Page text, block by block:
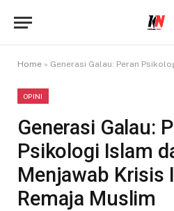
Home » Generasi Galau: Peran Psikologi Islam
OPINI
Generasi Galau:
Psikologi Islam
Menjawab Krisis
Remaja Muslim